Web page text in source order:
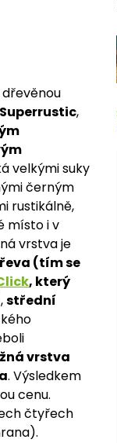
Superrustic,
velkými suky
černým
rustikálně,
místo i v
vrstva je
(tím se
, který
,střední
vrstva
. Výsledkem
cenu.
čtyřech